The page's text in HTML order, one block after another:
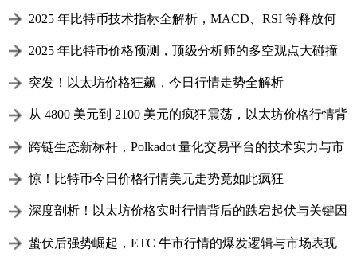
2025 年比特币技术指标全解析，MACD、RSI 等释放何
2025 年比特币价格预测，顶级分析师的多空观点大碰撞
突发！以太坊价格狂飙，今日行情走势全解析
从 4800 美元到 2100 美元的疯狂震荡，以太坊价格行情背
跨链生态新标杆，Polkadot 量化交易平台的技术实力与市
惊！比特币今日价格行情美元走势竟如此疯狂
深度剖析！以太坊价格实时行情背后的跌宕起伏与关键因
蛰伏后强势崛起，ETC 牛市行情的爆发逻辑与市场表现